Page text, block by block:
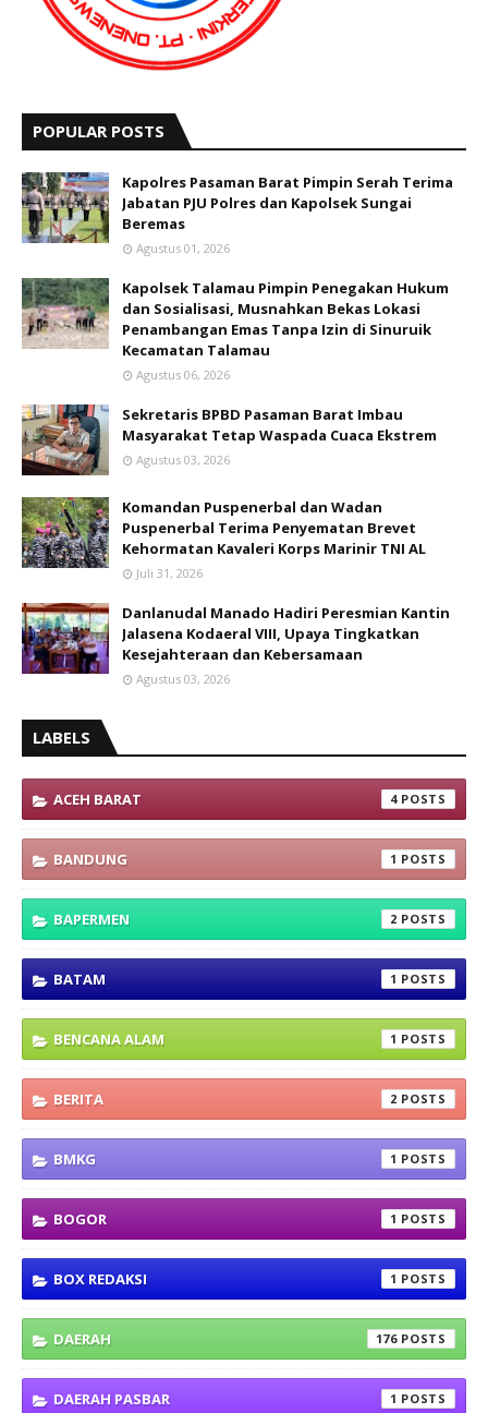
POPULAR POSTS
Kapolres Pasaman Barat Pimpin Serah Terima
Jabatan PJU Polres dan Kapolsek Sungai
Beremas
Agustus 01, 2026
Kapolsek Talamau Pimpin Penegakan Hukum
dan Sosialisasi, Musnahkan Bekas Lokasi
Penambangan Emas Tanpa Izin di Sinuruik
Kecamatan Talamau
Agustus 06, 2026
Sekretaris BPBD Pasaman Barat Imbau
Masyarakat Tetap Waspada Cuaca Ekstrem
Agustus 03, 2026
Komandan Puspenerbal dan Wadan
Puspenerbal Terima Penyematan Brevet
Kehormatan Kavaleri Korps Marinir TNI AL
Juli 31, 2026
Danlanudal Manado Hadiri Peresmian Kantin
Jalasena Kodaeral VIII, Upaya Tingkatkan
Kesejahteraan dan Kebersamaan
Agustus 03, 2026
LABELS
ACEH BARAT 4
BANDUNG 1
BAPERMEN 2
BATAM 1
BENCANA ALAM 1
BERITA 2
BMKG 1
BOGOR 1
BOX REDAKSI 1
DAERAH 176
DAERAH PASBAR 1